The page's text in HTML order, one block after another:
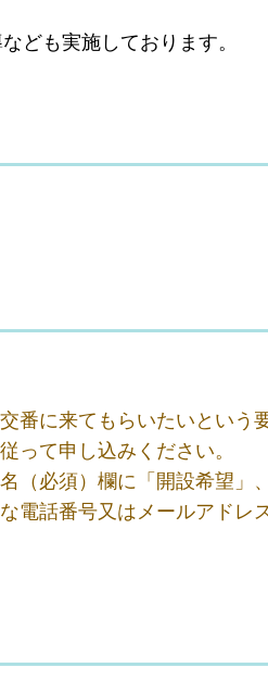
ども実施しております。
番に来てもらいたいという
って申し込みください。
（必須）欄に「開設希望」
電話番号又はメールアドレ